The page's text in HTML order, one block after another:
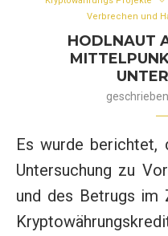
Verbrechen und
HODLNAUT
Es wurde berichtet,
Untersuchung zu
und des Betrugs im